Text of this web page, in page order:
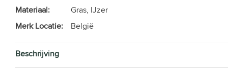
Materiaal:
Gras, IJzer
Merk Locatie:
België
Beschrijving